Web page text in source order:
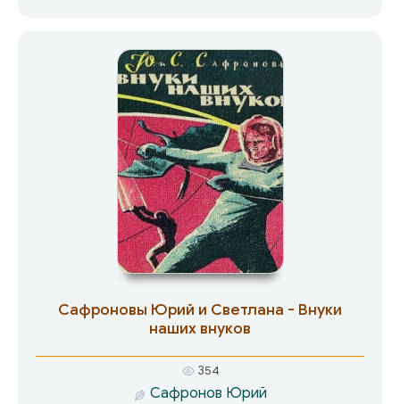
встать между Хорусом и Императором.
Узнайте о судьбе Карающего флота Рогала
Дорна, погрузитесь во тьму вместе с легионом
Конрада Кёрза, и взгляните на поле битвы с
высоты полёта Ворона… Содержание01. Джон
Френч. БАГРОВЫЙ КУЛАК 02. Грэм Макнилл.
ТЁМНЫЙ КОРОЛЬ 03. Дэн Абнетт. БАШНЯ
МОЛНИЙ 04. Грэм Макнилл. ПРОЕКТ КАБА 05.
Гэв Торп. ПОЛЁТ ВОРОНА 06. Грэм Макнилл.
СМЕРТЬ СЕРЕБРЯНЫХ ДЕЛ МАСТЕРА 07. Аарон
Дембски-Боуден. ПРИНЦ ВОРОНЬЯ
Сафроновы Юрий и Светлана - Внуки
наших внуков
354
Сафронов Юрий